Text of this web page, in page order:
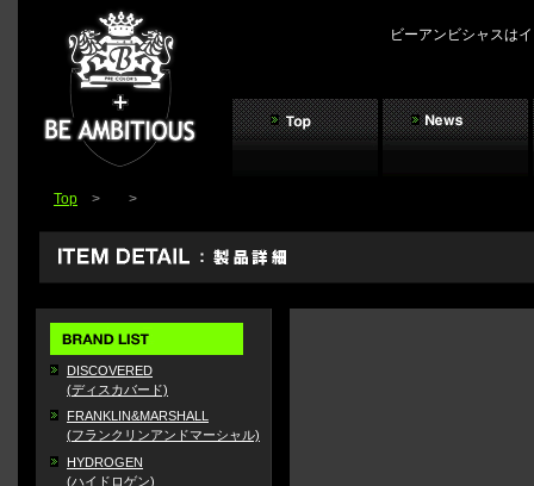
ビーアンビシャスは
Top > >
DISCOVERED
(ディスカバード)
FRANKLIN&MARSHALL
(フランクリンアンドマーシャル)
HYDROGEN
(ハイドロゲン)